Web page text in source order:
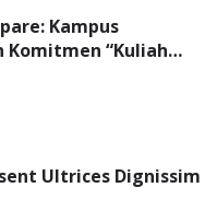
Kampus
Komitmen “Kuliah
Ultrices Dignissim